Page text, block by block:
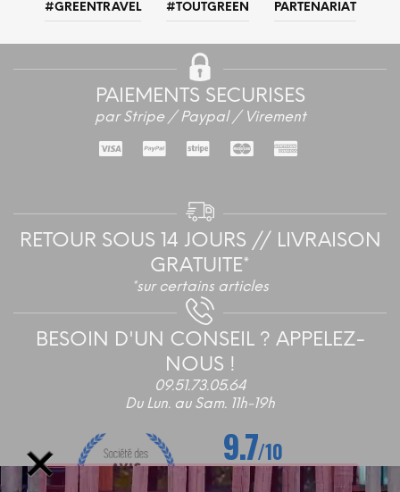
#GREENTRAVEL #TOUTGREEN PARTENARIAT
PAIEMENTS SECURISES
par Stripe / Paypal / Virement
RETOUR SOUS 14 JOURS // LIVRAISON
GRATUITE*
*sur certains articles
BESOIN D'UN CONSEIL ? APPELEZ-
NOUS !
09.51.73.05.64
Du Lun. au Sam. 11h-19h